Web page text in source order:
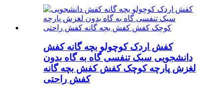
کفش اردک کوچولو بچه گانه کفش
دانشجویی سبک تنفسی گاه به گاه بدون
لغزش پارچه کوچک کفش کفش بچه گانه
کفش راحتی